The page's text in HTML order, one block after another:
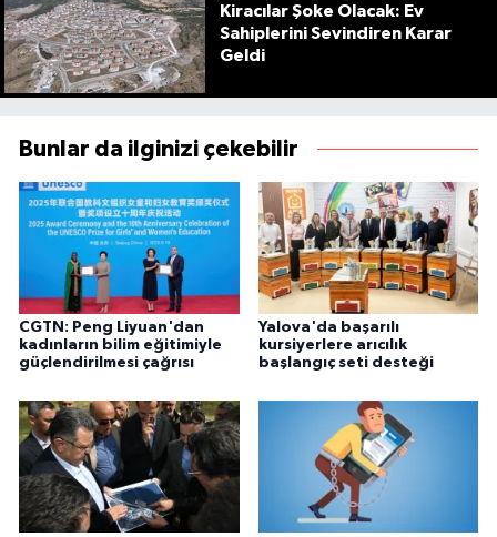
Kiracılar Şoke Olacak: Ev
Sahiplerini Sevindiren Karar
Geldi
Bunlar da ilginizi çekebilir
CGTN: Peng Liyuan'dan
kadınların bilim eğitimiyle
güçlendirilmesi çağrısı
Yalova'da başarılı
kursiyerlere arıcılık
başlangıç seti desteği